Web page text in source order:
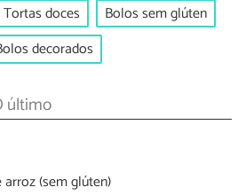
Tortas doces
Bolos sem glúten
decorados
último
(sem glúten)